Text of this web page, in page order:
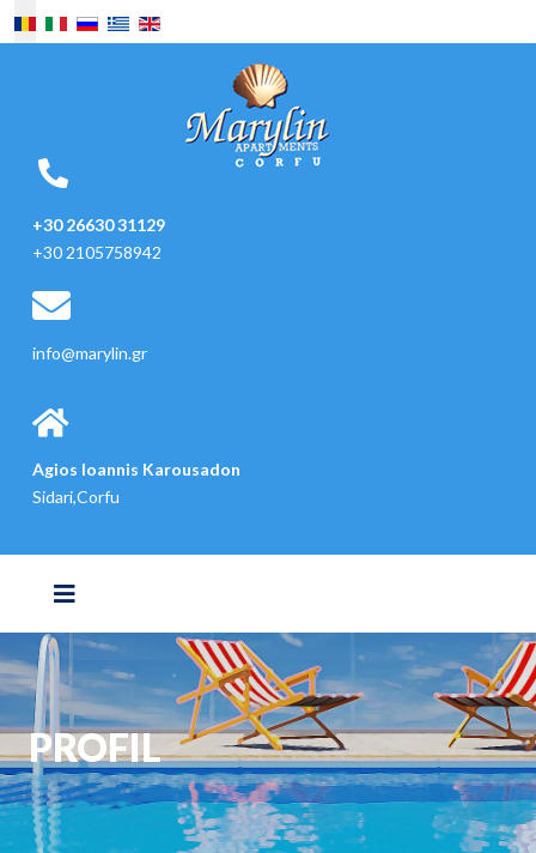
Selectați limba dvs
+30 26630 31129
+30 2105758942
info@marylin.gr
Agios Ioannis Karousadon
Sidari,Corfu
PROFIL